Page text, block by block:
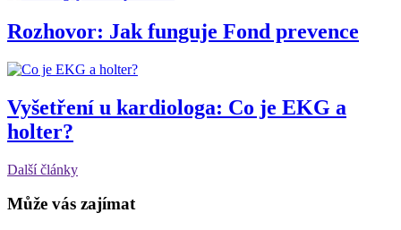
Rozhovor: Jak funguje Fond prevence
Vyšetření u kardiologa: Co je EKG a
holter?
Další články
Může vás zajímat